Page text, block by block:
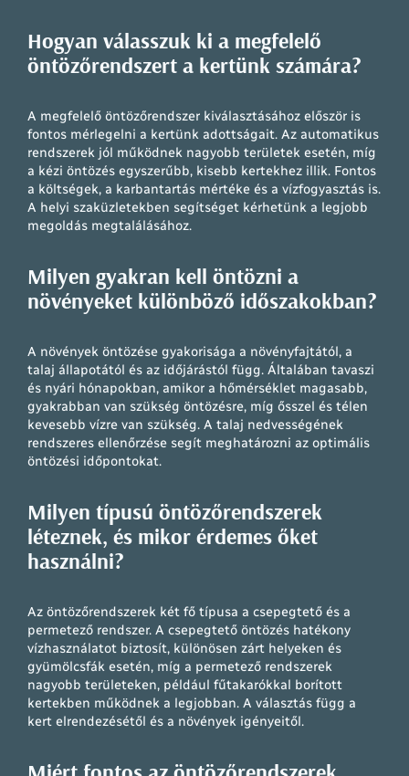
Hogyan válasszuk ki a megfelelő
öntözőrendszert a kertünk számára?
A megfelelő öntözőrendszer kiválasztásához először is
fontos mérlegelni a kertünk adottságait. Az automatikus
rendszerek jól működnek nagyobb területek esetén, míg
a kézi öntözés egyszerűbb, kisebb kertekhez illik. Fontos
a költségek, a karbantartás mértéke és a vízfogyasztás is.
A helyi szaküzletekben segítséget kérhetünk a legjobb
megoldás megtalálásához.
Milyen gyakran kell öntözni a
növényeket különböző időszakokban?
A növények öntözése gyakorisága a növényfajtától, a
talaj állapotától és az időjárástól függ. Általában tavaszi
és nyári hónapokban, amikor a hőmérséklet magasabb,
gyakrabban van szükség öntözésre, míg ősszel és télen
kevesebb vízre van szükség. A talaj nedvességének
rendszeres ellenőrzése segít meghatározni az optimális
öntözési időpontokat.
Milyen típusú öntözőrendszerek
léteznek, és mikor érdemes őket
használni?
Az öntözőrendszerek két fő típusa a csepegtető és a
permetező rendszer. A csepegtető öntözés hatékony
vízhasználatot biztosít, különösen zárt helyeken és
gyümölcsfák esetén, míg a permetező rendszerek
nagyobb területeken, például fűtakarókkal borított
kertekben működnek a legjobban. A választás függ a
kert elrendezésétől és a növények igényeitől.